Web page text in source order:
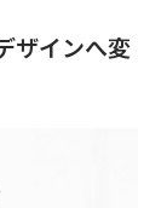
ザインへ変